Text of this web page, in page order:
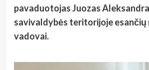
pavaduotojas Juozas
savivaldybės teritorijoje esančių
vadovai.